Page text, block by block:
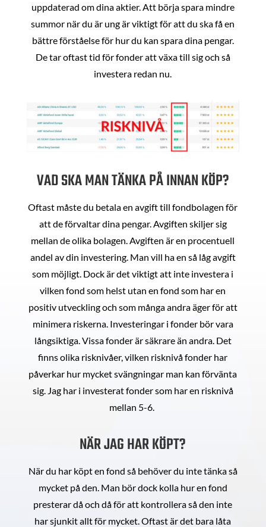
uppdaterad om dina aktier. Att börja spara mindre
summor när du är ung är viktigt för att du ska få en
bättre förståelse för hur du kan spara dina pengar.
De tar oftast tid för fonder att växa till sig och så
investera redan nu.
VAD SKA MAN TÄNKA PÅ INNAN KÖP?
Oftast måste du betala en avgift till fondbolagen för
att de förvaltar dina pengar. Avgiften skiljer sig
mellan de olika bolagen. Avgiften är en procentuell
andel av din investering. Man vill ha en så låg avgift
som möjligt. Dock är det viktigt att inte investera i
vilken fond som helst utan en fond som har en
positiv utveckling och som många andra äger för att
minimera riskerna. Investeringar i fonder bör vara
långsiktiga. Vissa fonder är säkrare än andra. Det
finns olika risknivåer, vilken risknivå fonder har
påverkar hur mycket svängningar man kan förvänta
sig. Jag har i investerat fonder som har en risknivå
mellan 5-6.
NÄR JAG HAR KÖPT?
När du har köpt en fond så behöver du inte tänka så
mycket på den. Man bör dock kolla hur en fond
presterar då och då för att kontrollera så den inte
har sjunkit allt för mycket. Oftast är det bara låta